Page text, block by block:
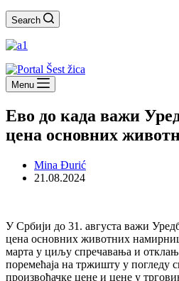
Search
Menu
Ево до када важи
цена основних
Mina Đurić
21.08.2024
У Србији до 31. августа важи
цена основних животних
марта у циљу спречавања и
поремећаја на тржишту у погледу
произвођачке цене и цене у